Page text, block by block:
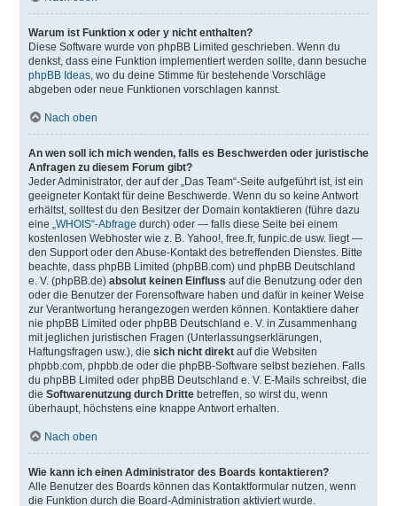
Warum ist Funktion x oder y nicht enthalten?
Diese Software wurde von phpBB Limited geschrieben. Wenn du
denkst, dass eine Funktion implementiert werden sollte, dann besuche
phpBB Ideas, wo du deine Stimme für bestehende Vorschläge
abgeben oder neue Funktionen vorschlagen kannst.
Nach oben
An wen soll ich mich wenden, falls es Beschwerden oder juristische
Anfragen zu diesem Forum gibt?
Jeder Administrator, der auf der „Das Team“-Seite aufgeführt ist, ist ein
geeigneter Kontakt für deine Beschwerde. Wenn du so keine Antwort
erhältst, solltest du den Besitzer der Domain kontaktieren (führe dazu
eine „WHOIS“-Abfrage durch) oder — falls diese Seite bei einem
kostenlosen Webhoster wie z. B. Yahoo!, free.fr, funpic.de usw. liegt —
den Support oder den Abuse-Kontakt des betreffenden Dienstes. Bitte
beachte, dass phpBB Limited (phpBB.com) und phpBB Deutschland
e. V. (phpBB.de) absolut keinen Einfluss auf die Benutzung oder den
oder die Benutzer der Forensoftware haben und dafür in keiner Weise
zur Verantwortung herangezogen werden können. Kontaktiere daher
nie phpBB Limited oder phpBB Deutschland e. V. in Zusammenhang
mit jeglichen juristischen Fragen (Unterlassungserklärungen,
Haftungsfragen usw.), die sich nicht direktauf die Websiten
phpbb.com, phpbb.de oder die phpBB-Software selbst beziehen. Falls
du phpBB Limited oder phpBB Deutschland e. V. E-Mails schreibst, die
die Softwarenutzung durch Drittebetreffen, so wirst du, wenn
überhaupt, höchstens eine knappe Antwort erhalten.
Nach oben
Wie kann ich einen Administrator des Boards kontaktieren?
Alle Benutzer des Boards können das Kontaktformular nutzen, wenn
die Funktion durch die Board-Administration aktiviert wurde.